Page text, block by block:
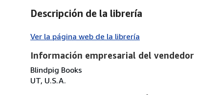
Descripción de la librería
Ver la página web de la librería
Información empresarial del vendedor
Blindpig Books
UT, U.S.A.